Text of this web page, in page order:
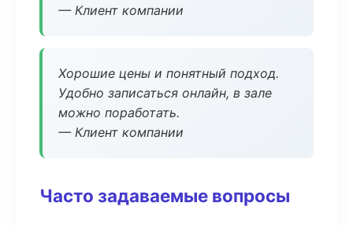
— Клиент компании
Хорошие цены и понятный подход.
Удобно записаться онлайн, в зале
можно поработать.
— Клиент компании
Часто задаваемые вопросы